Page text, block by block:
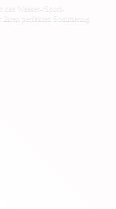
das Wasser-/Sport-
Ihren perfekten Sommertag